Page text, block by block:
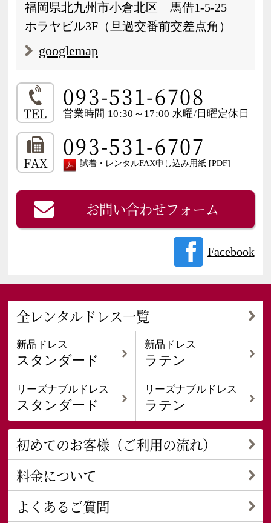
福岡県北九州市小倉北区 馬借1-5-25
ホラヤビル3F（旦過交番前交差点角）
googlemap
TEL
093-531-6708
営業時間 10:30～17:00 水曜/日曜定休日
FAX
093-531-6707
試着・レンタルFAX申し込み用紙 [PDF]
お問い合わせフォーム
Facebook
全レンタルドレス一覧
新品ドレス
スタンダード
新品ドレス
ラテン
リーズナブルドレス
スタンダード
リーズナブルドレス
ラテン
初めてのお客様（ご利用の流れ）
料金について
よくあるご質問